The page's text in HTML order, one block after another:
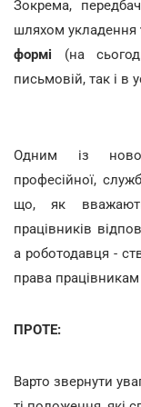
Зокрема,
шляхом укладення
формі (на
письмовій, так і в
Одним із
професійної,
що, як
працівників
а роботодавця -
права
ПРОТЕ:
Варто звернути